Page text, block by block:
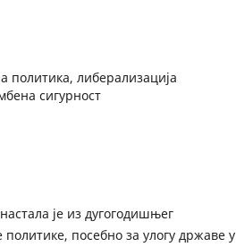
политика, либерализација
сигурност
је из дугогодишњег
посебно за улогу државе у